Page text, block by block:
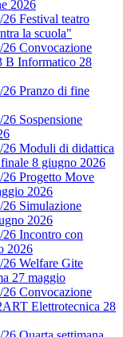
2026
Festival teatro
la scuola"
26 Convocazione
B Informatico 28
26 Pranzo di fine
Sospensione
26 Moduli di didattica
8 giugno 2026
26 Progetto Move
2026
26 Simulazione
2026
26 Incontro con
2026
26 Welfare Gite
27 maggio
26 Convocazione
Elettrotecnica 28